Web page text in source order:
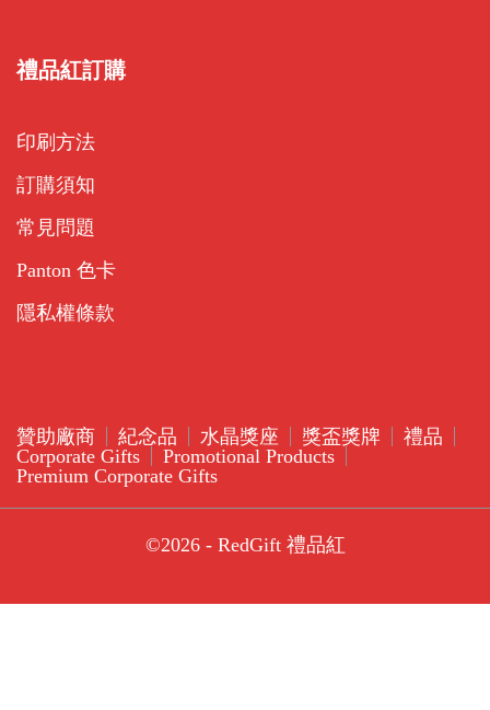
禮品紅訂購
印刷方法
訂購須知
常見問題
Panton 色卡
隱私權條款
贊助廠商 紀念品 水晶獎座 獎盃獎牌
禮品
Corporate Gifts
Promotional Products
Premium Corporate Gifts
©2026 - RedGift 禮品紅